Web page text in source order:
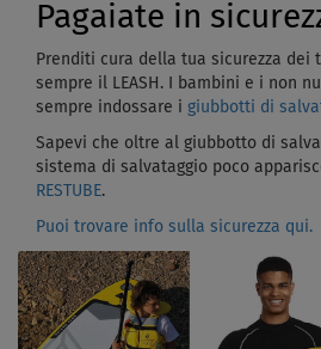
Pagaiate in
Prenditi cura della tua sicurezza dei
sempre il LEASH. I bambini e i non
sempre indossare i giubbotti di
Sapevi che oltre al giubbotto di
sistema di salvataggio poco
RESTUBE.
Puoi trovare info sulla sicurezza qui.